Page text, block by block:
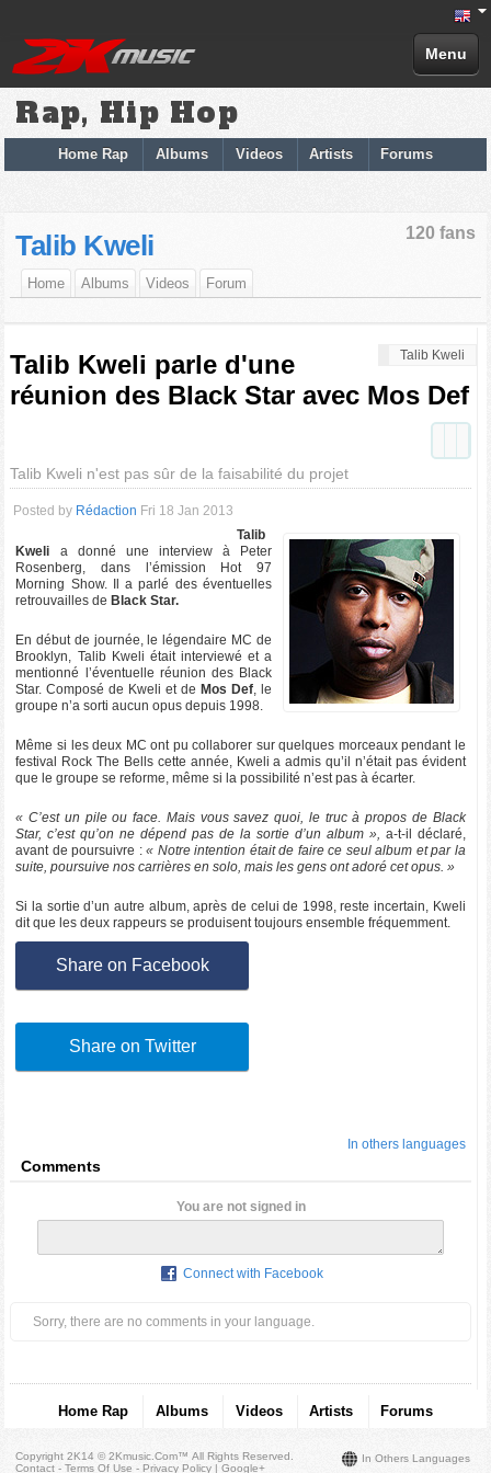
Menu
Rap, Hip Hop
Home Rap Albums Videos Artists Forums
120 fans
Talib Kweli
Home Albums Videos Forum
Talib Kweli
Talib Kweli parle d'une
réunion des Black Star avec Mos Def
Talib Kweli n'est pas sûr de la faisabilité du projet
Posted by Rédaction Fri 18 Jan 2013
Talib
Kweli a donné une interview à Peter
Rosenberg, dans l’émission Hot 97
Morning Show. Il a parlé des éventuelles
retrouvailles de Black Star.
En début de journée, le légendaire MC de
Brooklyn, Talib Kweli était interviewé et a
mentionné l’éventuelle réunion des Black
Star. Composé de Kweli et de Mos Def, le
groupe n’a sorti aucun opus depuis 1998.
Même si les deux MC ont pu collaborer sur quelques morceaux pendant le
festival Rock The Bells cette année, Kweli a admis qu’il n’était pas évident
que le groupe se reforme, même si la possibilité n’est pas à écarter.
« C’est un pile ou face. Mais vous savez quoi, le truc à propos de Black
Star, c’est qu’on ne dépend pas de la sortie d’un album », a-t-il déclaré,
avant de poursuivre :« Notre intention était de faire ce seul album et par la
suite, poursuive nos carrières en solo, mais les gens ont adoré cet opus. »
Si la sortie d’un autre album, après de celui de 1998, reste incertain, Kweli
dit que les deux rappeurs se produisent toujours ensemble fréquemment.
Share on Facebook
Share on Twitter
In others languages
Comments
You are not signed in
Connect with Facebook
Sorry, there are no comments in your language.
Home Rap Albums Videos Artists Forums
In Others Languages
Copyright 2K14 © 2Kmusic.com™All Rights Reserved
Contact - Terms Of Use - Privacy Policy |Google+